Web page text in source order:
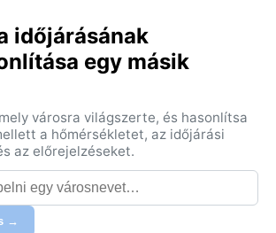
Az itteni élet tempóját a vidéki
természeti környezet
száraz nyarakat és hideg,
teleket jelent. A nyári
eléri a 30-35 Celsius-fokot is, a
és száraz, a nappalok
időszakban a hőmérő higanya
időjárásának
egy másik
városra világszerte, és hasonlítsa
a hőmérsékletet, az időjárási
az előrejelzéseket.
→